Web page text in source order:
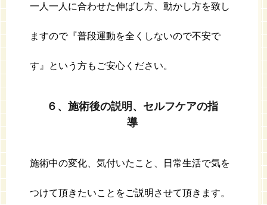
一人一人に合わせた伸ばし方、動かし方を致し
ますので『普段運動を全くしないので不安で
す』という方もご安心ください。
６、施術後の説明、セルフケアの指
導
施術中の変化、気付いたこと、日常生活で気を
つけて頂きたいことをご説明させて頂きます。